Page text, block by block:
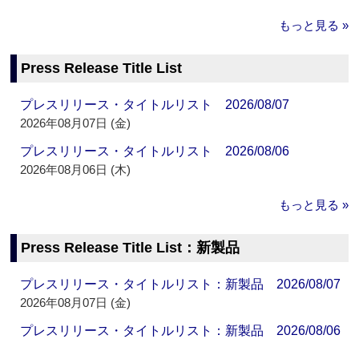
もっと見る »
Press Release Title List
プレスリリース・タイトルリスト 2026/08/07
2026年08月07日 (金)
プレスリリース・タイトルリスト 2026/08/06
2026年08月06日 (木)
もっと見る »
Press Release Title List：新製品
プレスリリース・タイトルリスト：新製品 2026/08/07
2026年08月07日 (金)
プレスリリース・タイトルリスト：新製品 2026/08/06